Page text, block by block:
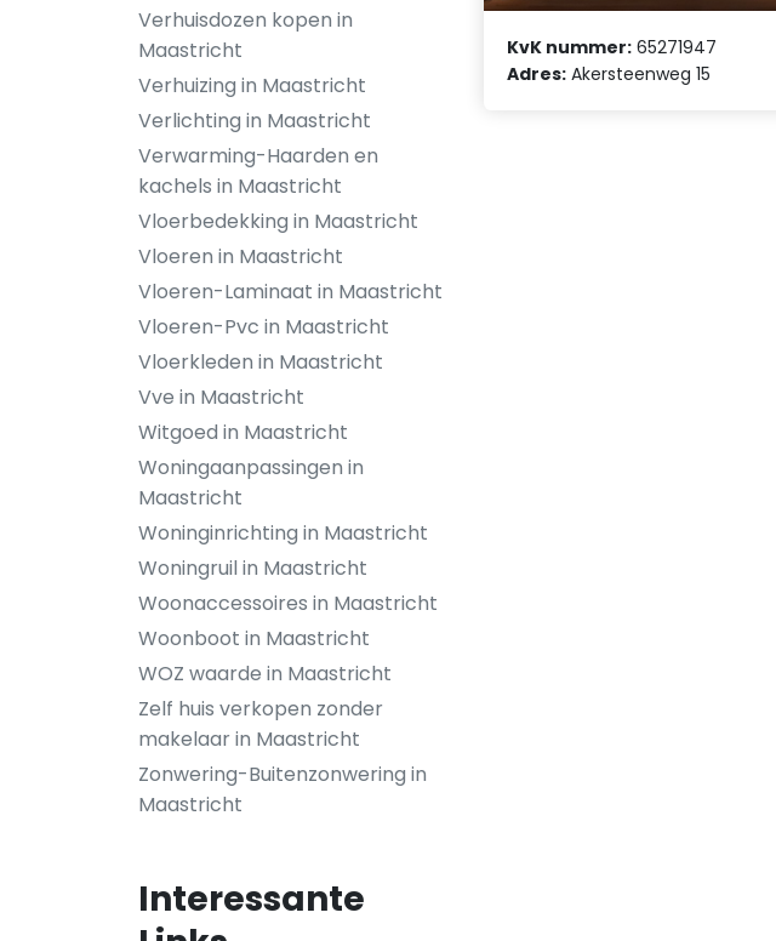
Verhuisdozen kopen in
Maastricht
Verhuizing in Maastricht
Verlichting in Maastricht
Verwarming-Haarden en
kachels in Maastricht
Vloerbedekking in Maastricht
Vloeren in Maastricht
Vloeren-Laminaat in Maastricht
Vloeren-Pvc in Maastricht
Vloerkleden in Maastricht
Vve in Maastricht
Witgoed in Maastricht
Woningaanpassingen in
Maastricht
Woninginrichting in Maastricht
Woningruil in Maastricht
Woonaccessoires in Maastricht
Woonboot in Maastricht
WOZ waarde in Maastricht
Zelf huis verkopen zonder
makelaar in Maastricht
Zonwering-Buitenzonwering in
Maastricht
Interessante
KvK nummer: 65271947
Adres: Akersteenweg 15